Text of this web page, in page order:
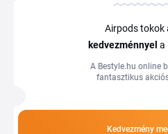
Airpods tokok
kedvezménnyel a
alatt
A Bestyle.hu online
fantasztikus
Kedvezmény